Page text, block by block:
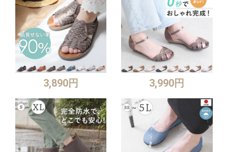
3,890円 3,990円